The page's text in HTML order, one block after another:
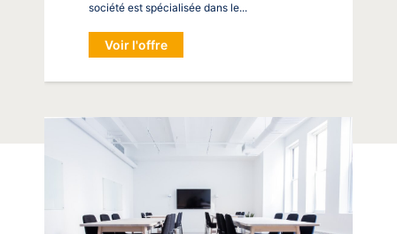
société est spécialisée dans le...
Voir l'offre